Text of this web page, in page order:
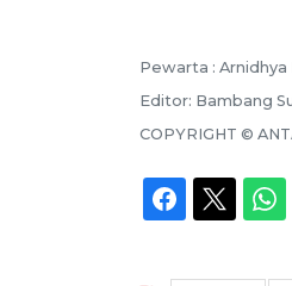
Pewarta : Arnidhya
Editor: Bambang
COPYRIGHT ©